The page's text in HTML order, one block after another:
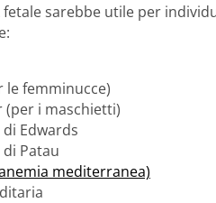
sarebbe utile per
le femminucce)
(per i maschietti)
Edwards
Patau
mediterranea)